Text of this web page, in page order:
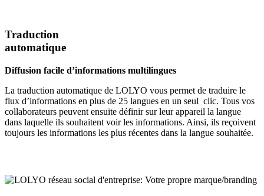
Traduction
automatique
Diffusion facile d’informations multilingues
La traduction automatique de LOLYO vous permet de traduire le
flux d’informations en plus de 25 langues en un seul clic. Tous vos
collaborateurs peuvent ensuite définir sur leur appareil la langue
dans laquelle ils souhaitent voir les informations. Ainsi, ils reçoivent
toujours les informations les plus récentes dans la langue souhaitée.